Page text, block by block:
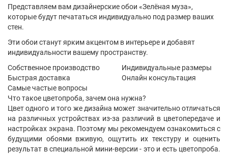
Представляем вам дизайнерские обои «Зелёная муза»,
которые будут печататься индивидуально под размер ваших
стен.
Эти обои станут ярким акцентом в интерьере и добавят
индивидуальности вашему пространству.
Собственное производство
Индивидуальные размеры
Быстрая доставка
Онлайн консультация
Самые частые вопросы
Что такое цветопроба, зачем она нужна?
Цвет одного и того же дизайна может значительно отличаться
на различных устройствах из-за различий в цветопередаче и
настройках экрана. Поэтому мы рекомендуем ознакомиться с
будущими обоями вживую, ощутить их текстуру и оценить
результат в специальной мини-версии - это и есть цветопроба.